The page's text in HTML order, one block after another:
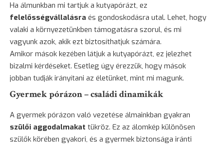
Ha álmunkban mi tartjuk a kutyapórázt, ez
felelősségvállalásra és gondoskodásra utal. Lehet, hogy
valaki a környezetünkben támogatásra szorul, és mi
vagyunk azok, akik ezt biztosíthatjuk számára.
Amikor mások kezében látjuk a kutyapórázt, ez jelezhet
bizalmi kérdéseket. Esetleg úgy érezzük, hogy mások
jobban tudják irányítani az életünket, mint mi magunk.
Gyermek pórázon – családi dinamikák
A gyermek pórázon való vezetése álmainkban gyakran
szülői aggodalmakat tükröz. Ez az álomkép különösen
szülők körében gyakori, és a gyermek biztonsága iránti